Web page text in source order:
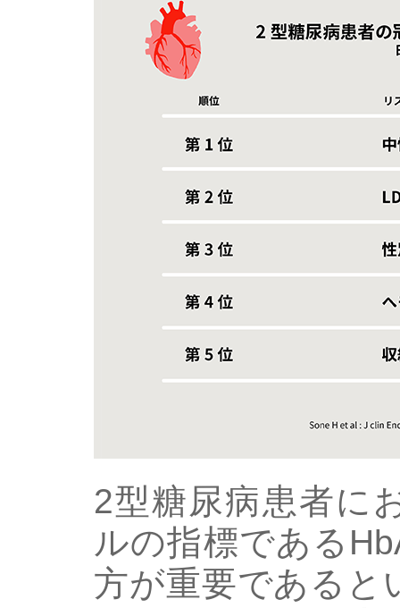
2型糖尿病患者に
ルの指標である
方が重要であると